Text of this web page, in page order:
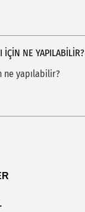
IÇIN NE YAPILABILIR?
ne yapılabilir?